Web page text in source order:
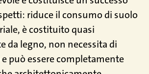
riduce il consumo di suolo
è costituito quasi
da legno, non necessita di
può essere completamente